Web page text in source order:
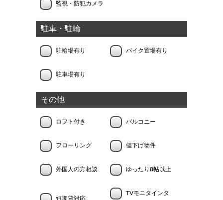
監視・防犯カメラ
駐車・駐輪
駐輪場有り バイク置場有り
駐車場有り
その他
ロフト付き バルコニー
フローリング 値下げ物件
外国人の方相談 ゆったり8帖以上
短期貸対応
TVモニタインタ